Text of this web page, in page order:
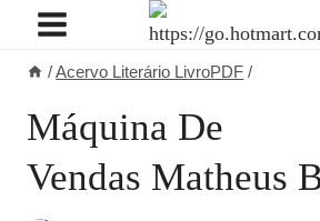
Pular
Conteúdo
/Acervo Literário LivroPDF /
Máquina De
Vendas Matheus